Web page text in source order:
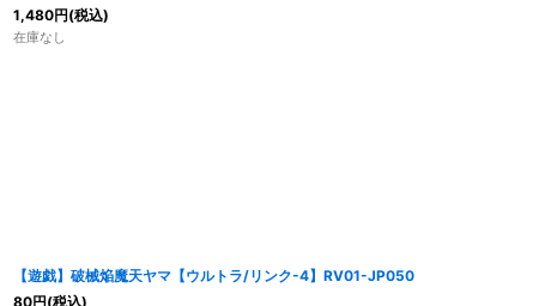
1,480円(税込)
在庫なし
【遊戯】破械焔魔天ヤマ【ウルトラ/リンク-4】RV01-JP050
80円(税込)